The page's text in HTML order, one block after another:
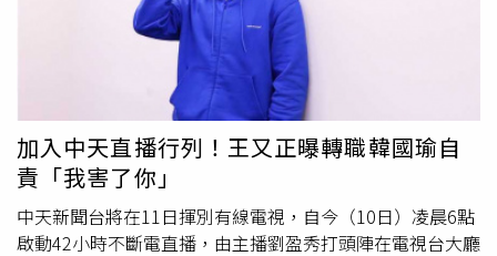
交流，她也趁複賽過程，觀察其他人如何應試，認為這次有
不少參賽者都是可敬的競爭對手。不少參賽者都提到，中天
當家主播盧秀芳都是他們心中崇拜的對象，像是清大的潘柔
方就提到：「從小就看著盧主播報新聞，沈著、穩重的口條
和風範，一直是我非常敬佩的前輩！」李家妤也深受主播盧
秀芳堅持在新聞崗位的魅力深深吸引：「盧主播讓我了解到
當一名新聞工作者，是需要付出許多心力，尤其是堅持立
場、想法的個性。」心中期待能有機會與盧秀芳學習，這是
許多參賽者卯足全力拚決賽的一大動力。看到新秀潛力無
加入中天直播行列！王又正曝轉職韓國瑜自
責「我害了你」
中天新聞台將在11日揮別有線電視，自今（10日）凌晨6點
啟動42小時不斷電直播，由主播劉盈秀打頭陣在電視台大廳